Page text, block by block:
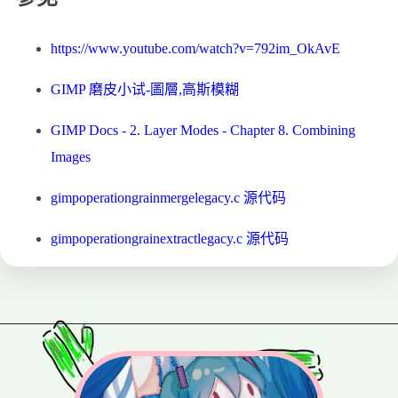
https://www.youtube.com/watch?v=792im_OkAvE
GIMP 磨皮小试-圖層,高斯模糊
GIMP Docs - 2. Layer Modes - Chapter 8. Combining
Images
gimpoperationgrainmergelegacy.c 源代码
gimpoperationgrainextractlegacy.c 源代码